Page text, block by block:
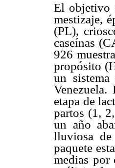
El objetivo
mestizaje,
(PL),
caseínas
926
propósito
un
etapa de
partos (1,
un año
lluviosa
paquete
medias por